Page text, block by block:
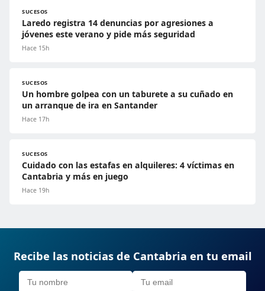
SUCESOS
Laredo registra 14 denuncias por agresiones a
jóvenes este verano y pide más seguridad
Hace 15h
SUCESOS
Un hombre golpea con un taburete a su cuñado en
un arranque de ira en Santander
Hace 17h
SUCESOS
Cuidado con las estafas en alquileres: 4 víctimas en
Cantabria y más en juego
Hace 19h
Recibe las noticias de Cantabria en tu email